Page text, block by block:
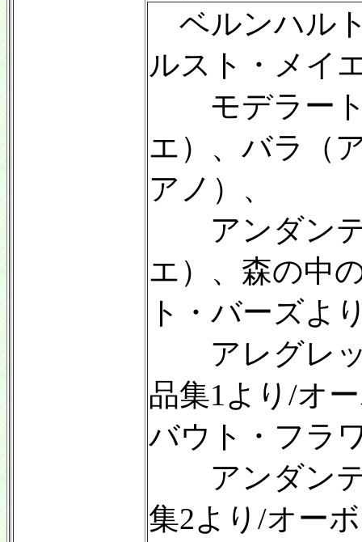
ベルンハル
ルスト・メイ
モデラート
エ）、バラ（
アノ）、
アンダンテ
エ）、森の中
ト・バーズよ
アレグレッ
品集1より/オ
バウト・フラ
アンダンテ
集2より/オー